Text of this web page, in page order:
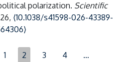
polarization. Scientific
⟨10.1038/s41598-026-43389-
1 2 3 4
…